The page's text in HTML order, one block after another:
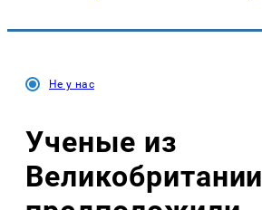
Не у нас
Ученые из
Великобритании